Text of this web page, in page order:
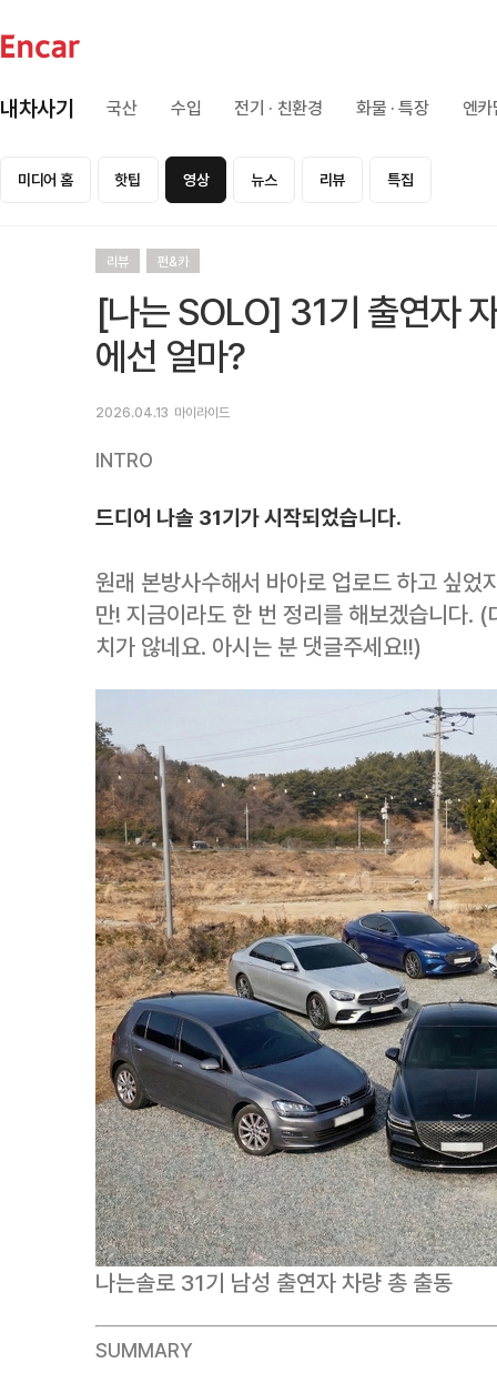
내차사기 국산 수입 전기 · 친환경 화물 · 특장 엔
미디어 홈 핫팁 영상 뉴스 리뷰 특집
리뷰 펀&카
[나는 SOLO] 31기 출연자
에선 얼마?
2026.04.13 마이라이드
INTRO
드디어 나솔 31기가 시작되었습니다.
원래 본방사수해서 바아로 업로드 하고 싶었
만! 지금이라도 한 번 정리를 해보겠습니다.
치가 않네요. 아시는 분 댓글주세요!!)
나는솔로 31기 남성 출연자 차량 총 출동
SUMMARY